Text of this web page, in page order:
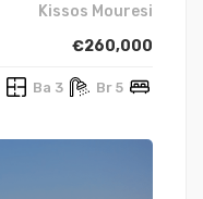
Kissos Mouresi
€260,000
5 Br
3 Ba